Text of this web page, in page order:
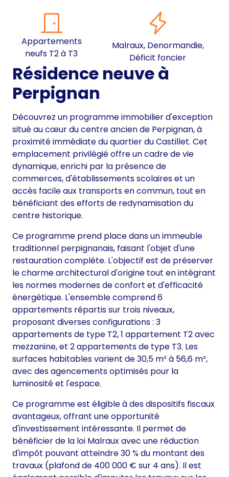
Appartements
neufs T2 à T3
Malraux, Denormandie,
Déficit foncier
Résidence neuve à
Perpignan
Découvrez un programme immobilier d'exception
situé au cœur du centre ancien de Perpignan, à
proximité immédiate du quartier du Castillet. Cet
emplacement privilégié offre un cadre de vie
dynamique, enrichi par la présence de
commerces, d'établissements scolaires et un
accès facile aux transports en commun, tout en
bénéficiant des efforts de redynamisation du
centre historique.
Ce programme prend place dans un immeuble
traditionnel perpignanais, faisant l'objet d'une
restauration complète. L'objectif est de préserver
le charme architectural d'origine tout en intégrant
les normes modernes de confort et d'efficacité
énergétique. L'ensemble comprend 6
appartements répartis sur trois niveaux,
proposant diverses configurations : 3
appartements de type T2, 1 appartement T2 avec
mezzanine, et 2 appartements de type T3. Les
surfaces habitables varient de 30,5 m² à 56,6 m²,
avec des agencements optimisés pour la
luminosité et l'espace.
Ce programme est éligible à des dispositifs fiscaux
avantageux, offrant une opportunité
d'investissement intéressante. Il permet de
bénéficier de la loi Malraux avec une réduction
d'impôt pouvant atteindre 30 % du montant des
travaux (plafond de 400 000 € sur 4 ans). Il est